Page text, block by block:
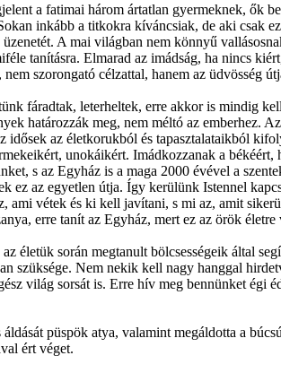
a fatimai három ártatlan gyermeknek, ők
inkább a titkokra kíváncsiak, de aki csak
A mai világban nem könnyű
tanításra. Elmarad az imádság, ha nincs
szorongató célzattal, hanem az üdvösség
fáradtak, leterheltek, erre akkor is mindig
határozzák meg, nem méltó az emberhez.
az életkorukból és tapasztalataikból
unokáikért. Imádkozzanak a
s az Egyház is a maga 2000 évével a
ez az egyetlen útja. Így kerülünk Istennel
vétek és ki kell javítani, s mi az, amit
erre tanít az Egyház, mert ez az örök életre
életük során megtanult bölcsességeik által
szüksége. Nem nekik kell nagy hanggal
világ sorsát is. Erre hív meg bennünket
püspök atya, valamint megáldotta a
ért véget.